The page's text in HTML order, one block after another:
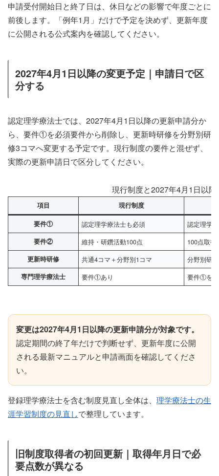
申請受付開始日と終了日は、休日などの影響で年度ごとに
前後します。「例年1月」だけで予定を決めず、更新年度
に公開される公式案内を確認してください。
2027年4月1日以降の変更予定｜申請日で区
分する
認定理学療法士では、2027年4月1日以降の更新申請分か
ら、要件①を必須要件から削除し、更新時研修を分野別研
修3コマへ変更する予定です。現行制度の要件と混ぜず、
実際の更新申請日で区分してください。
現行制度と2027年4月1日以
項目 現行制度
要件① 認定理学療法士も必須 認定理学
要件② 維持・研鑽活動100点 100点取
更新時研修 共通4コマ＋分野別1コマ 分野別研
専門理学療法士 要件①あり 要件①を
変更は2027年4月1日以降の更新申請分が対象です。
認定期間の終了年だけで判断せず、更新年度に公開
される最新マニュアルと申請画面を確認してくださ
い。
登録理学療法士を含む制度見直し全体は、 理学療法士の生
涯学習制度の見直しで整理しています。
旧制度取得者の初回更新｜取得年月日で必
要点数が異なる